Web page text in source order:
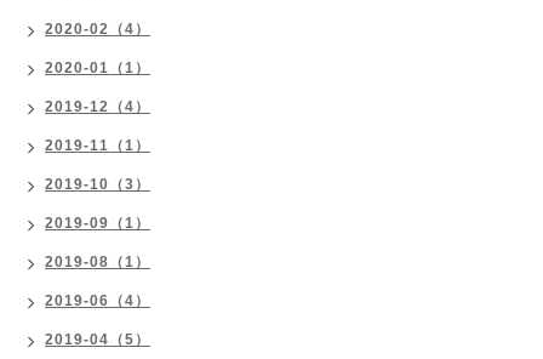
2020-02（4）
2020-01（1）
2019-12（4）
2019-11（1）
2019-10（3）
2019-09（1）
2019-08（1）
2019-06（4）
2019-04（5）